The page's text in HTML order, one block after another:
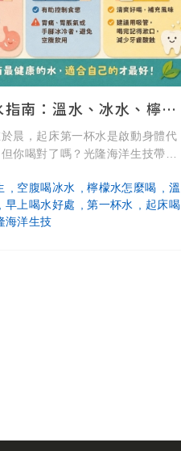
晨起飲水指南：溫水、冰水、檸檬水，哪一種最適合你的體質？
晨，起床第一杯水是啟動身體代
你喝對了嗎？光隆海洋生技帶來
部不適，最適合長輩與胃敏感
有助控制食慾，但手腳冰冷者應避
；清爽的檸檬水能補充風味，但記
空腹喝冰水 檸檬水怎麼喝
溫
早上喝水好處 第一杯水
起床喝
海洋生技